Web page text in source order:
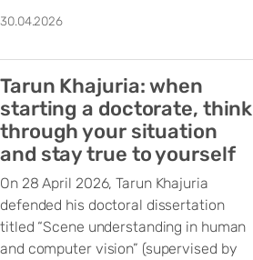
30.04.2026
Tarun Khajuria: when
starting a doctorate, think
through your situation
and stay true to yourself
On 28 April 2026, Tarun Khajuria
defended his doctoral dissertation
titled “Scene understanding in human
and computer vision” (supervised by